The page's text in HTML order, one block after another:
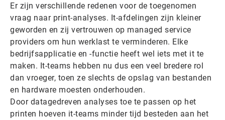
Er zijn verschillende redenen voor de toegenomen
vraag naar print-analyses. It-afdelingen zijn kleiner
geworden en zij vertrouwen op managed service
providers om hun werklast te verminderen. Elke
bedrijfsapplicatie en -functie heeft wel iets met it te
maken. It-teams hebben nu dus een veel bredere rol
dan vroeger, toen ze slechts de opslag van bestanden
en hardware moesten onderhouden.
Door datagedreven analyses toe te passen op het
printen hoeven it-teams minder tijd besteden aan het